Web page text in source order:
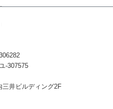
-307575
三井ビルディング2F